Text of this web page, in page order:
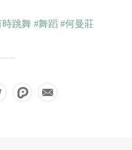
時跳舞 #舞蹈 #何曼莊